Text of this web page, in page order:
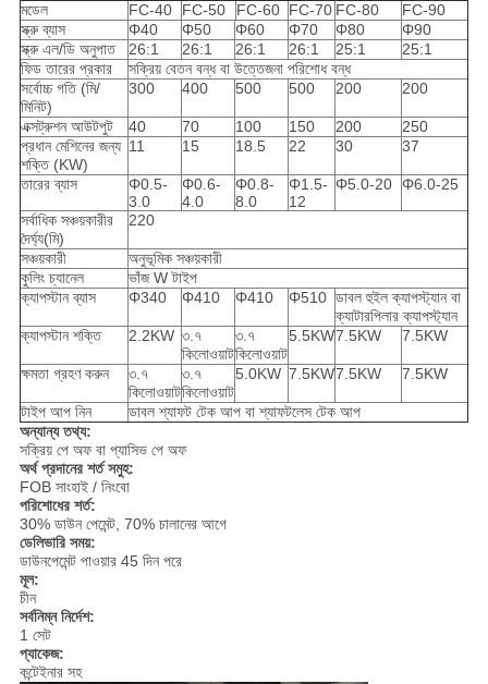
মডেল
FC-40 FC-50 FC-60 FC-70 FC-80
FC-90
স্ক্রু ব্যাস
Φ40 Φ50 Φ60 Φ70 Φ80
Φ90
স্ক্রু এল/ডি অনুপাত
26:1 26:1 26:1 26:1 25:1
25:1
ফিড তারের প্রকার
সক্রিয় বেতন বন্ধ বা উত্তেজনা পরিশোধ বন্ধ
সর্বোচ্চ গতি (মি/
মিনিট)
300 400 500 500 200 200
এক্সট্রুশন আউটপুট 40 70 100 150 200
250
প্রধান মেশিনের জন্য
শক্তি (KW)
11 15 18.5 22 30 37
তারের ব্যাস
Φ0.5-
3.0
Φ0.6-
4.0
Φ0.8-
8.0
Φ1.5-
12
Φ5.0-20 Φ6.0-25
সর্বাধিক সঞ্চয়কারীর
দৈর্ঘ্য(মি)
220
সঞ্চয়কারী
অনুভূমিক সঞ্চয়কারী
কুলিং চ্যানেল
ভাঁজ W টাইপ
ক্যাপস্টান ব্যাস
Φ340 Φ410 Φ410 Φ510 ডাবল হুইল ক্যাপস্ট্যান বা
ক্যাটারপিলার ক্যাপস্ট্যান
ক্যাপস্টান শক্তি
2.2KW ৩.৭
কিলোওয়াট
৩.৭
কিলোওয়াট
5.5KW7.5KW 7.5KW
ক্ষমতা গ্রহণ করুন
৩.৭
কিলোওয়াট
৩.৭
কিলোওয়াট
5.0KW 7.5KW7.5KW 7.5KW
টাইপ আপ নিন
ডাবল শ্যাফট টেক আপ বা শ্যাফটলেস টেক আপ
অন্যান্য তথ্য:
সক্রিয় পে অফ বা প্যাসিভ পে অফ
অর্থ প্রদানের শর্ত সমুহ:
FOB সাংহাই / নিংবো
পরিশোধের শর্ত:
30% ডাউন পেমেন্ট, 70% চালানের আগে
ডেলিভারি সময়:
ডাউনপেমেন্ট পাওয়ার 45 দিন পরে
মূল:
চীন
সর্বনিম্ন নির্দেশ:
1 সেট
প্যাকেজ:
কন্টেইনার সহ